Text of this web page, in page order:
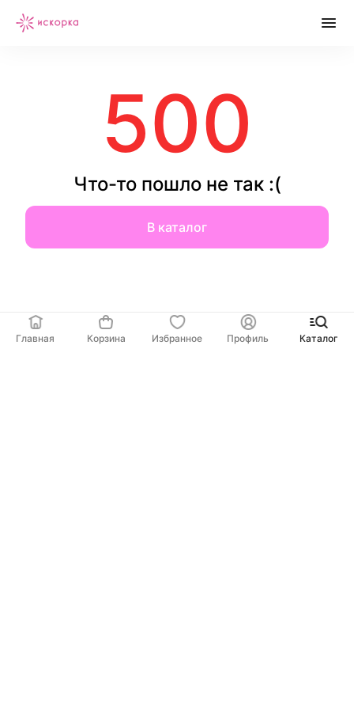
500
Что-то пошло не так :(
В каталог
Главная Корзина Избранное Профиль Каталог